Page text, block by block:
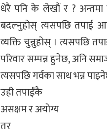
धेरै पनि के लेखौं र ? अन्तमा
बदल्नुहोस् त्यसपछि तपाई
व्यक्ति चुन्नुहोस् । त्यसपछि
परिवार सम्पन्न हुनेछ, अनि
त्यसपछि गर्वका साथ भन्न
उही तपाईंकै
असक्षम र अयोग्य
तर